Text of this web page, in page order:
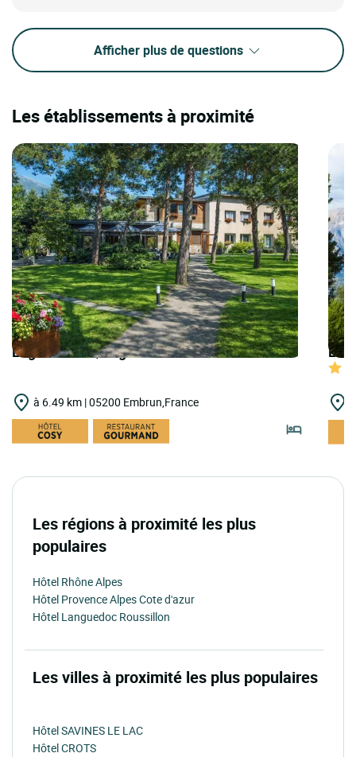
Afficher plus de questions
Les établissements à proximité
Logis Hôtels | Logis Hôtel le Lac
à 6.49 km | 05200 Embrun,France
Les régions à proximité les plus
populaires
Hôtel Rhône Alpes
Hôtel Provence Alpes Cote d'azur
Hôtel Languedoc Roussillon
Les villes à proximité les plus populaires
Hôtel SAVINES LE LAC
Hôtel CROTS